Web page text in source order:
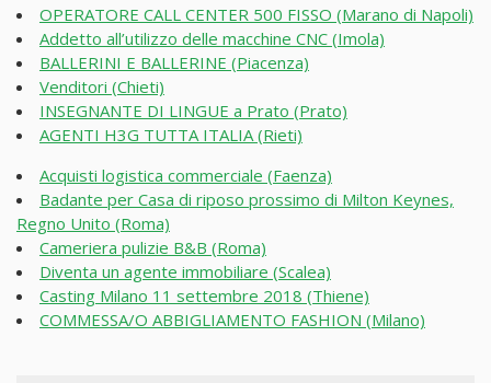
OPERATORE CALL CENTER 500 FISSO (Marano di Napoli)
Addetto all’utilizzo delle macchine CNC (Imola)
BALLERINI E BALLERINE (Piacenza)
Venditori (Chieti)
INSEGNANTE DI LINGUE a Prato (Prato)
AGENTI H3G TUTTA ITALIA (Rieti)
Acquisti logistica commerciale (Faenza)
Badante per Casa di riposo prossimo di Milton Keynes,
Regno Unito (Roma)
Cameriera pulizie B&B (Roma)
Diventa un agente immobiliare (Scalea)
Casting Milano 11 settembre 2018 (Thiene)
COMMESSA/O ABBIGLIAMENTO FASHION (Milano)